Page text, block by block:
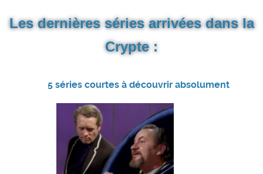
Les dernières séries arrivées dans la
Crypte :
5 séries courtes à découvrir absolument